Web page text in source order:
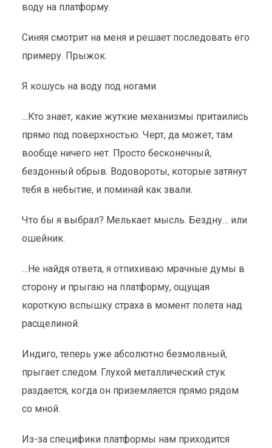
воду на платформу.
Синяя смотрит на меня и решает последовать его
примеру. Прыжок.
Я кошусь на воду под ногами.
…Кто знает, какие жуткие механизмы притаились
прямо под поверхностью. Черт, да может, там
вообще ничего нет. Просто бесконечный,
бездонный обрыв. Водовороты, которые затянут
тебя в небытие, и поминай как звали.
Что бы я выбрал? Мелькает мысль. Бездну… или
ошейник.
…Не найдя ответа, я отпихиваю мрачные думы в
сторону и прыгаю на платформу, ощущая
короткую вспышку страха в момент полета над
расщелиной.
Индиго, теперь уже абсолютно безмолвный,
прыгает следом. Глухой металлический стук
раздается, когда он приземляется прямо рядом
со мной.
Из-за специфики платформы нам приходится